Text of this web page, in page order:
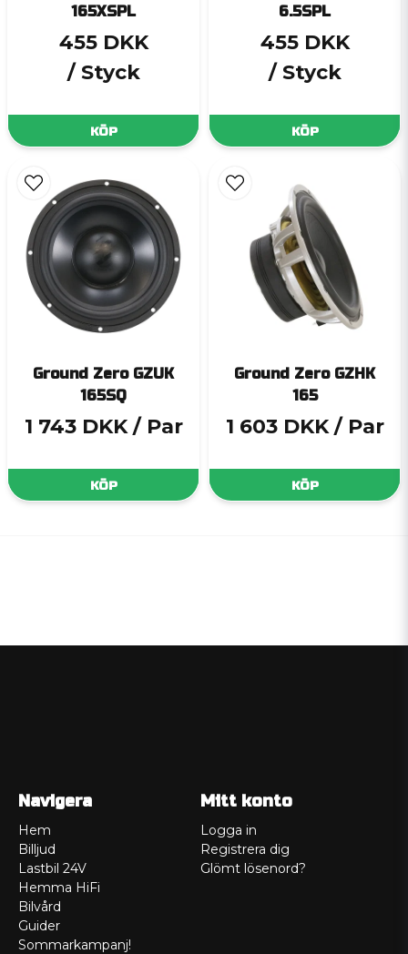
165XSPL
455 DKK
/ Styck
KÖP
6.5SPL
455 DKK
/ Styck
KÖP
Ground Zero GZUK
165SQ
1 743 DKK / Par
KÖP
Ground Zero GZHK
165
1 603 DKK / Par
KÖP
Navigera
Hem
Billjud
Lastbil 24V
Hemma HiFi
Bilvård
Guider
Sommarkampanj!
Mitt konto
Logga in
Registrera dig
Glömt lösenord?